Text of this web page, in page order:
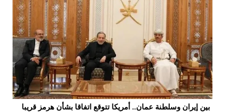
بين إيران وسلطنة عمان.. أمريكا تتوقع اتفاقا بشأن هرمز قريبا